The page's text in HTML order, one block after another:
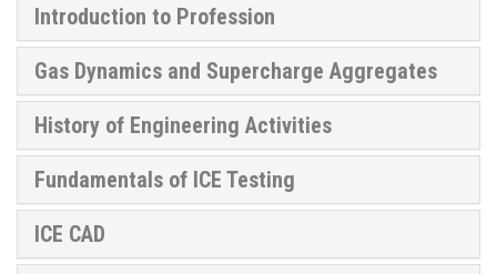
Introduction to Profession
Gas Dynamics and Supercharge Aggregates
History of Engineering Activities
Fundamentals of ICE Testing
ICE CAD